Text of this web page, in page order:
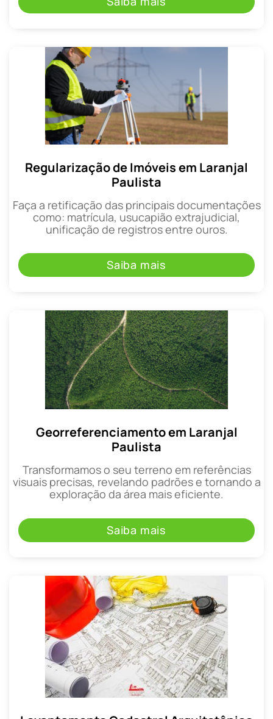
Regularização de Imóveis em Laranjal
Paulista
Faça a retificação das principais documentações
como: matrícula, usucapião extrajudicial,
unificação de registros entre ouros.
Saiba mais
Georreferenciamento em Laranjal
Paulista
Transformamos o seu terreno em referências
visuais precisas, revelando padrões e tornando a
exploração da área mais eficiente.
Saiba mais